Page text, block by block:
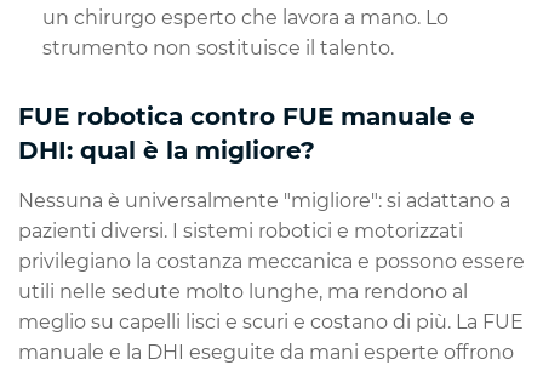
un chirurgo esperto che lavora a mano. Lo
strumento non sostituisce il talento.
FUE robotica contro FUE manuale e
DHI: qual è la migliore?
Nessuna è universalmente "migliore": si adattano a
pazienti diversi. I sistemi robotici e motorizzati
privilegiano la costanza meccanica e possono essere
utili nelle sedute molto lunghe, ma rendono al
meglio su capelli lisci e scuri e costano di più. La FUE
manuale e la DHI eseguite da mani esperte offrono